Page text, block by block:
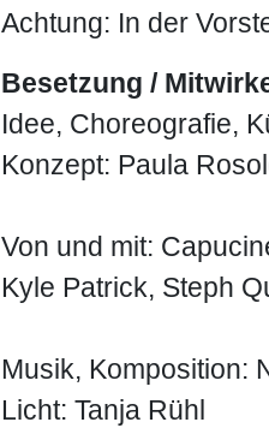
Achtung: In der
Besetzung /
Idee, Choreografie,
Konzept: Paula
Von und mit:
Kyle Patrick, Steph
Musik, Komposition:
Licht: Tanja Rühl